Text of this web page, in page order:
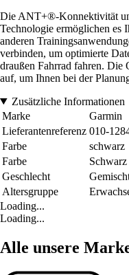
Die ANT+®-Konnektivität
Technologie ermöglichen es
anderen
verbinden, um optimierte
draußen Fahrrad fahren. Die
auf, um Ihnen bei der
Zusätzliche Informationen
Marke
Garmin
Lieferantenreferenz 010-
Farbe
schwarz
Farbe
Schwarz
Geschlecht
Altersgruppe
Loading...
Loading...
Alle unsere